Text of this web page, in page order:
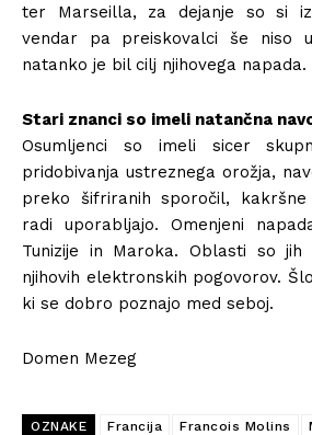
ter Marseilla, za dejanje so si
vendar pa preiskovalci še niso
natanko je bil cilj njihovega napada.
Stari znanci so imeli natančna
Osumljenci so imeli sicer
pridobivanja ustreznega orožja,
preko šifriranih sporočil,
radi uporabljajo. Omenjeni
Tunizije in Maroka. Oblasti so
njihovih elektronskih pogovorov.
ki se dobro poznajo med seboj.
Domen Mezeg
OZNAKE Francija Francois Molins